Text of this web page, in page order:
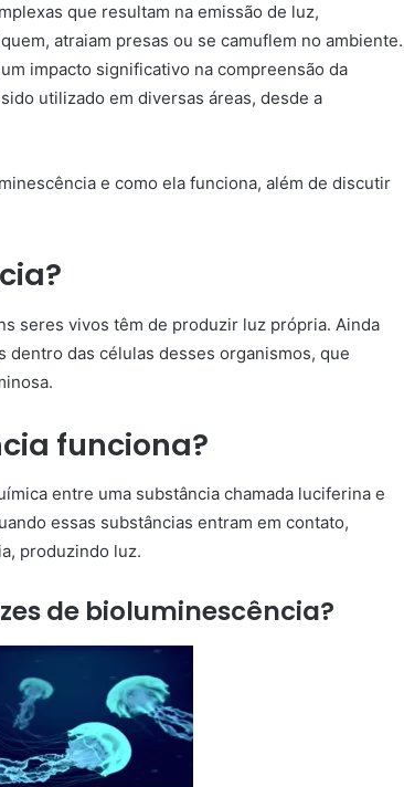
que resultam na emissão de luz,
atraiam presas ou se camuflem no ambiente.
impacto significativo na compreensão da
utilizado em diversas áreas, desde a
e como ela funciona, além de discutir
seres vivos têm de produzir luz própria. Ainda
dentro das células desses organismos, que
funciona?
entre uma substância chamada luciferina e
essas substâncias entram em contato,
produzindo luz.
de bioluminescência?